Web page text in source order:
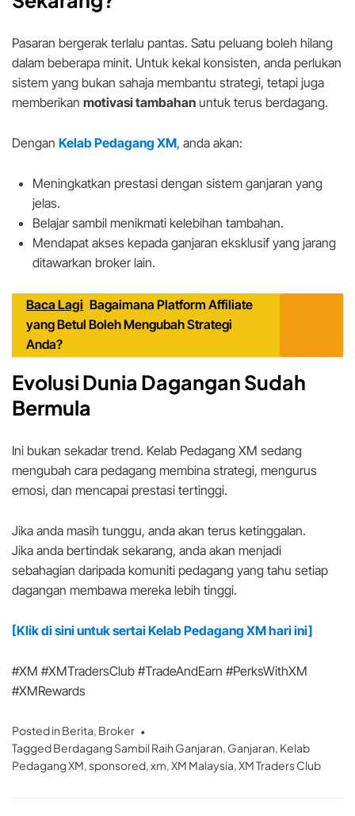
Pasaran bergerak terlalu pantas. Satu peluang boleh hilang
dalam beberapa minit. Untuk kekal konsisten, anda perlukan
sistem yang bukan sahaja membantu strategi, tetapi juga
memberikan motivasi tambahan untuk terus berdagang.
Dengan Kelab Pedagang XM, anda akan:
Meningkatkan prestasi dengan sistem ganjaran yang
jelas.
Belajar sambil menikmati kelebihan tambahan.
Mendapat akses kepada ganjaran eksklusif yang jarang
ditawarkan broker lain.
Baca Lagi Bagaimana Platform Affiliate
yang Betul Boleh Mengubah Strategi
Anda?
Evolusi Dunia Dagangan Sudah
Bermula
Ini bukan sekadar trend. Kelab Pedagang XM sedang
mengubah cara pedagang membina strategi, mengurus
emosi, dan mencapai prestasi tertinggi.
Jika anda masih tunggu, anda akan terus ketinggalan.
Jika anda bertindak sekarang, anda akan menjadi
sebahagian daripada komuniti pedagang yang tahu setiap
dagangan membawa mereka lebih tinggi.
[Klik di sini untuk sertai Kelab Pedagang XM hari ini]
#XM #XMTradersClub #TradeAndEarn #PerksWithXM
#XMRewards
Posted in Berita, Broker
TaggedBerdagang Sambil Raih Ganjaran, Ganjaran, Kelab
Pedagang XM,sponsored,xm,XM Malaysia,XM Traders Club